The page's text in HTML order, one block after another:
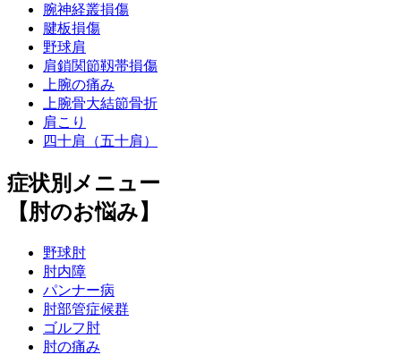
腕神経叢損傷
腱板損傷
野球肩
肩鎖関節靱帯損傷
上腕の痛み
上腕骨大結節骨折
肩こり
四十肩（五十肩）
症状別メニュー
【肘のお悩み】
野球肘
肘内障
パンナー病
肘部管症候群
ゴルフ肘
肘の痛み